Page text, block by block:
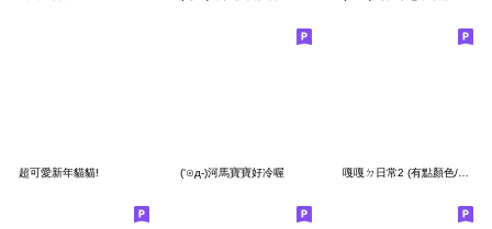
超可愛新年貓貓! (‘⊙д-)河馬寶寶好冷喔 嘎嘎ㄉ日常2 (有點顏色/文字. 系列)